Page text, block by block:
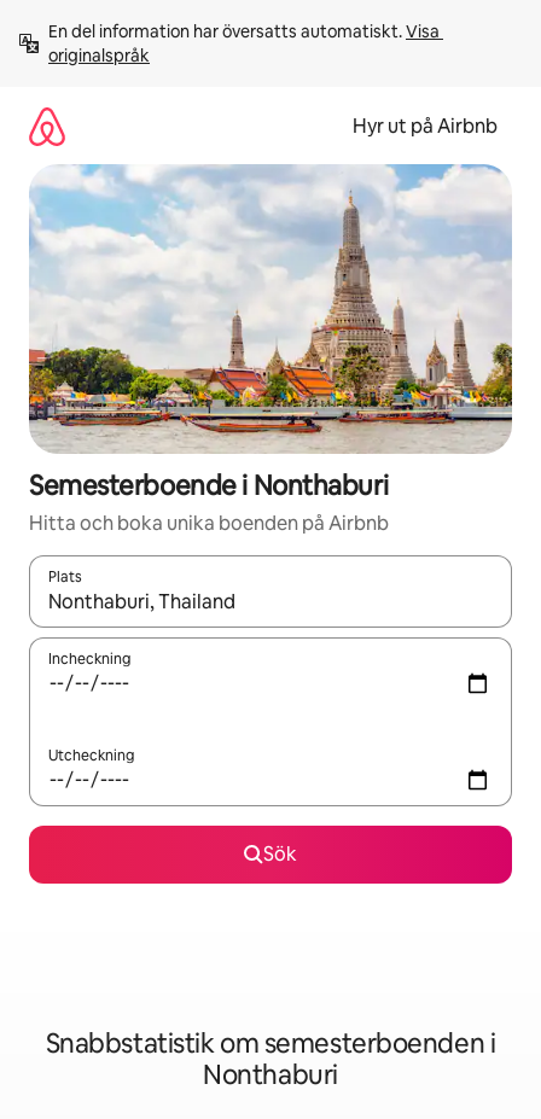
innehåll
En del information har översatts automatiskt. Visa
originalspråk
Hyr ut på Airbnb
Semesterboende i Nonthaburi
Hitta och boka unika boenden på Airbnb
Plats
När resultaten är tillgängliga kan du navigera med upp- och
Incheckning
Utcheckning
Sök
Snabbstatistik om semesterboenden i
Nonthaburi